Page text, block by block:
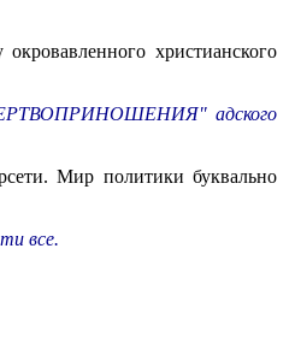
христианского
адского
Мир политики буквально
все.